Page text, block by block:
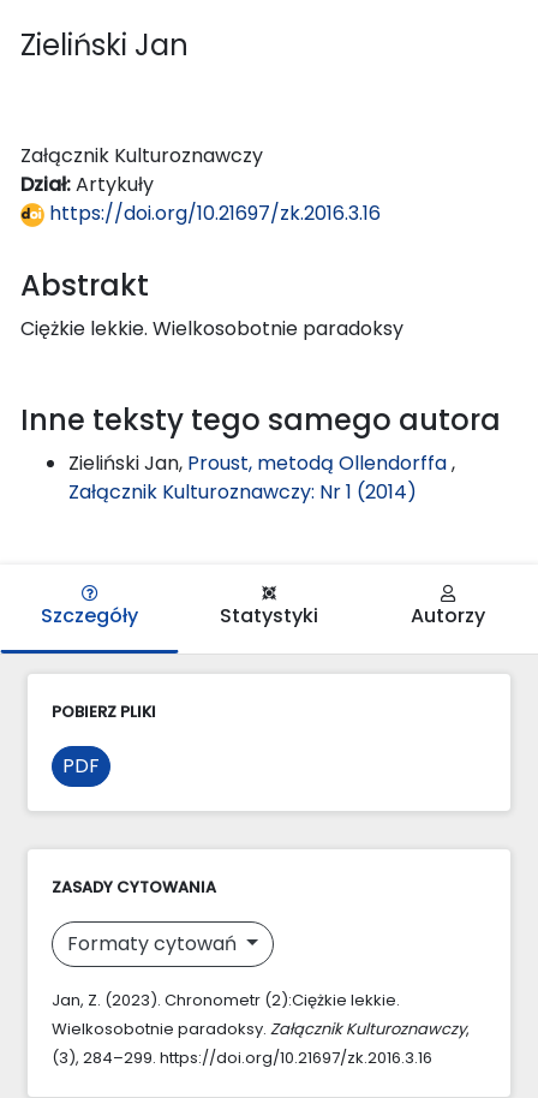
Zieliński Jan
Załącznik Kulturoznawczy
Dział:Artykuły
https://doi.org/10.21697/zk.2016.3.16
Abstrakt
Ciężkie lekkie. Wielkosobotnie paradoksy
Inne teksty tego samego autora
Zieliński Jan, Proust, metodą Ollendorffa,
Załącznik Kulturoznawczy: Nr 1 (2014)
Szczegóły Statystyki Autorzy
POBIERZ PLIKI
PDF
ZASADY CYTOWANIA
Formaty cytowań
Jan, Z. (2023). Chronometr (2):Ciężkie lekkie.
Wielkosobotnie paradoksy. Załącznik Kulturoznawczy,
(3), 284–299. https://doi.org/10.21697/zk.2016.3.16